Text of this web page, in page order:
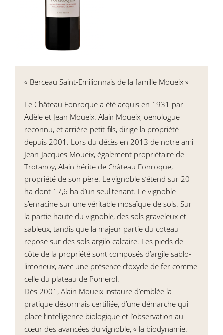
« Berceau Saint-Emilionnais de la famille Moueix »
Le Château Fonroque a été acquis en 1931 par
Adèle et Jean Moueix. Alain Moueix, oenologue
reconnu, et arrière-petit-fils, dirige la propriété
depuis 2001. Lors du décès en 2013 de notre ami
Jean-Jacques Moueix, également propriétaire de
Trotanoy, Alain hérite de Château Fonroque,
propriété de son père. Le vignoble s’étend sur 20
ha dont 17,6 ha d’un seul tenant. Le vignoble
s’enracine sur une véritable mosaïque de sols. Sur
la partie haute du vignoble, des sols graveleux et
sableux, tandis que la majeur partie du coteau
repose sur des sols argilo-calcaire. Les pieds de
côte de la propriété sont composés d’argile sablo-
limoneux, avec une présence d’oxyde de fer comme
celle du plateau de Pomerol.
Dès 2001, Alain Moueix instaure d’emblée la
pratique désormais certifiée, d’une démarche qui
place l’intelligence biologique et l’observation au
cœur des avancées du vignoble, « la biodynamie.